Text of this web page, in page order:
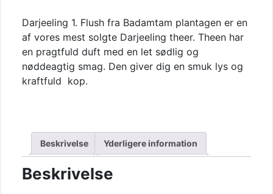
antal
Darjeeling 1. Flush fra Badamtam plantagen er en
af vores mest solgte Darjeeling theer. Theen har
en pragtfuld duft med en let sødlig og
nøddeagtig smag. Den giver dig en smuk lys og
kraftfuld kop.
Beskrivelse Yderligere information
Beskrivelse